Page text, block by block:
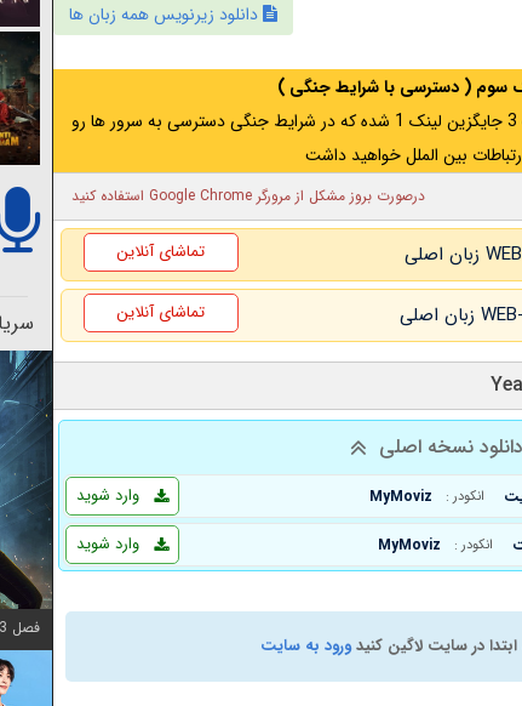
دانلود زیرنویس همه زبان ها
سوم ( دسترسی با شرایط جنگی )
اگر از ایران به آدرس مخفی متصل هستید ، لینک 3 جایگزین لینک 1 شده که در شرایط جنگی دسترسی به سرور ها رو
بین الملل خواهید داشت
درصورت بروز مشکل از مرورگر Google Chrome استفاده کنید
تماشای آنلاین
تماشای آنلاین
دانلود نسخه اصلی
انکودر : MyMoviz
وارد شوید
انکودر : MyMoviz وارد شوید
در سایت لاگین کنیدورود به سایت
فصل 3 قسمت 2 اضافه شد